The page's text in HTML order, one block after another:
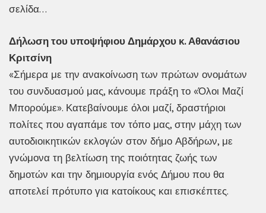
σελίδα…
Δήλωση του υποψήφιου Δημάρχου κ. Αθανάσιου
Κριτσίνη
«Σήμερα με την ανακοίνωση των πρώτων ονομάτων
του συνδυασμού μας, κάνουμε πράξη το «Όλοι Μαζί
Μπορούμε». Κατεβαίνουμε όλοι μαζί, δραστήριοι
πολίτες που αγαπάμε τον τόπο μας, στην μάχη των
αυτοδιοικητικών εκλογών στον δήμο Αβδήρων, με
γνώμονα τη βελτίωση της ποιότητας ζωής των
δημοτών και την δημιουργία ενός Δήμου που θα
αποτελεί πρότυπο για κατοίκους και επισκέπτες.